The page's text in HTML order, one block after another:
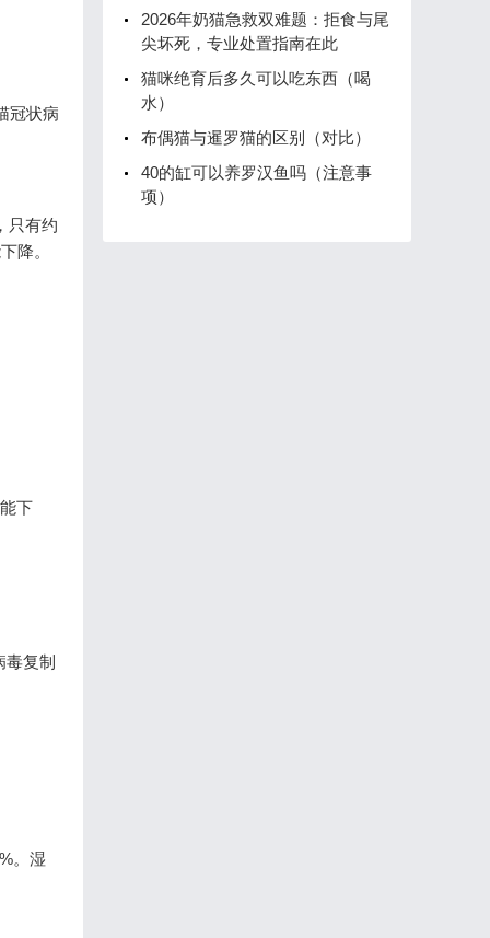
冠状病
只有约
降。
下
复制
。湿
2026年奶猫急救双难题：拒食与尾
尖坏死，专业处置指南在此
猫咪绝育后多久可以吃东西（喝
水）
布偶猫与暹罗猫的区别（对比）
40的缸可以养罗汉鱼吗（注意事
项）